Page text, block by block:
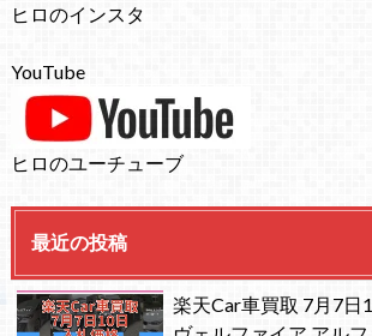
ヒロのインスタ
YouTube
ヒロのユーチューブ
最近の投稿
楽天Car車買取 7月7日